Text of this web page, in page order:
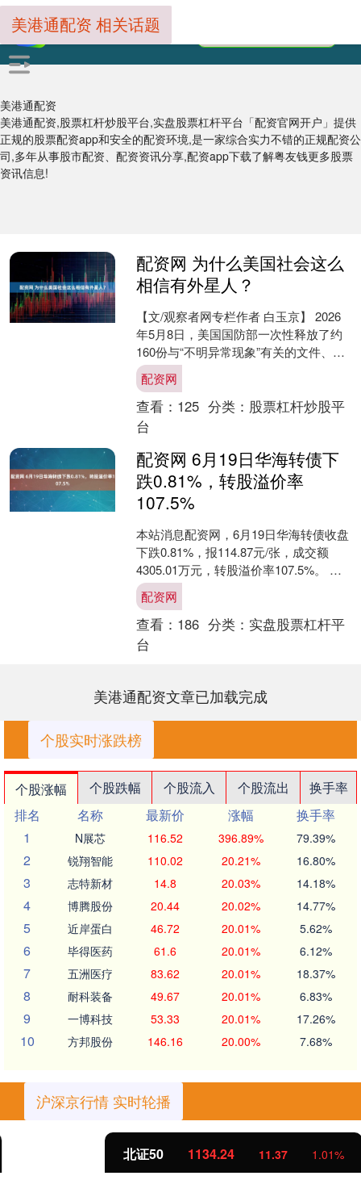
美港通配资
美港通配资,股票杠杆炒股平台,实盘股票杠杆平台「配资官网开户」提供
正规的股票配资app和安全的配资环境,是一家综合实力不错的正规配资公
司,多年从事股市配资、配资资讯分享,配资app下载了解粤友钱更多股票
资讯信息!
美港通配资 相关话题
配资网 为什么美国社会这么
相信有外星人？
【文/观察者网专栏作者 白玉京】 2026
年5月8日，美国国防部一次性释放了约
160份与“不明异常现象”有关的文件、图
片和视频，其中既有1947年“飞碟”报
告、....
配资网
查看： 125 分类： 股票杠杆炒股平
台
配资网 6月19日华海转债下
跌0.81%，转股溢价率
107.5%
本站消息配资网，6月19日华海转债收盘
下跌0.81%，报114.87元/张，成交额
4305.01万元，转股溢价率107.5%。 资
料显示，华海转债信用级别为“A....
配资网
查看： 186 分类： 实盘股票杠杆平
台
美港通配资文章已加载完成
个股实时涨跌榜
个股涨幅 个股跌幅 个股流入 个股流出
换手率
排名
名称 最新价 涨幅
换手率
1
N展芯 116.52 396.89% 79.39%
2 锐翔智能 110.02 20.21% 16.80%
3 志特新材 14.8 20.03% 14.18%
4 博腾股份 20.44 20.02% 14.77%
5 近岸蛋白 46.72 20.01% 5.62%
6 毕得医药 61.6 20.01% 6.12%
7 五洲医疗 83.62 20.01% 18.37%
8 耐科装备 49.67 20.01% 6.83%
9 一博科技 53.33 20.01% 17.26%
10 方邦股份 146.16 20.00% 7.68%
沪深京行情 实时轮播
1134.24 11.37 1.01%